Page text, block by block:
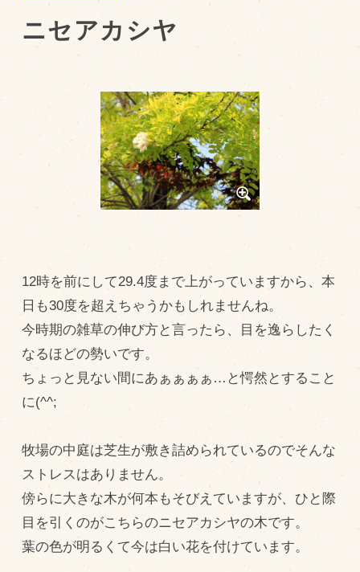
ニセアカシヤ
12時を前にして29.4度まで上がっていますから、本
日も30度を超えちゃうかもしれませんね。
今時期の雑草の伸び方と言ったら、目を逸らしたく
なるほどの勢いです。
ちょっと見ない間にあぁぁぁぁ…と愕然とすること
に(^^;
牧場の中庭は芝生が敷き詰められているのでそんな
ストレスはありません。
傍らに大きな木が何本もそびえていますが、ひと際
目を引くのがこちらのニセアカシヤの木です。
葉の色が明るくて今は白い花を付けています。
アクセス
トピックス（新着順）
お知らせ
お客様の声
オリジナル投稿レシピ
採用情報
blog
牧場の仕事
その他
牧場のご紹介
飼育している牛について
環境・堆肥リサイクル
販売加工場
食肉加工場を新設